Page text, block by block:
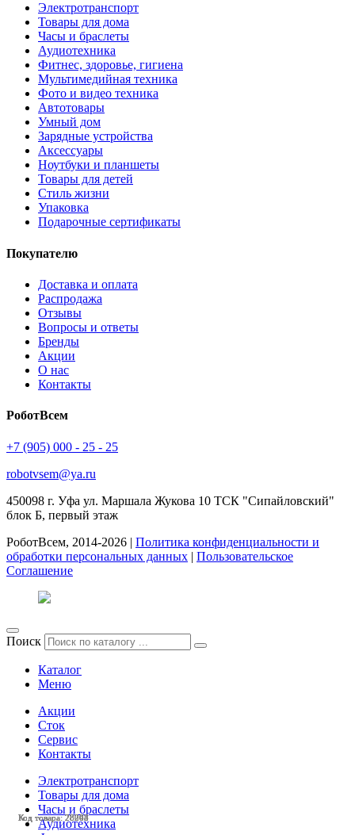
Код товара: 28208
Код товара: 28042
Код товара: 28205
Код товара: 28204
Код товара: 28203
Код товара: 28043
Электротранспорт
Товары для дома
Часы и браслеты
Аудиотехника
Фитнес, здоровье, гигиена
Мультимедийная техника
Фото и видео техника
Автотовары
Умный дом
Зарядные устройства
Аксессуары
Ноутбуки и планшеты
Товары для детей
Стиль жизни
Упаковка
Подарочные сертификаты
Покупателю
Доставка и оплата
Распродажа
Отзывы
Вопросы и ответы
Бренды
Акции
О нас
Контакты
РоботВсем
+7 (905) 000 - 25 - 25
robotvsem@ya.ru
450098 г. Уфа ул. Маршала Жукова 10 ТСК "Сипайловский"
блок Б, первый этаж
РоботВсем, 2014-2026 | Политика конфиденциальности и
обработки персональных данных | Пользовательское
Соглашение
Поиск
Каталог
Меню
Акции
Сток
Сервис
Контакты
Электротранспорт
Товары для дома
Часы и браслеты
Аудиотехника